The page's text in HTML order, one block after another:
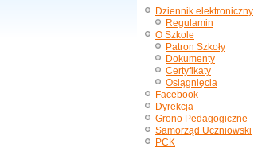
Dziennik elektroniczny
Regulamin
O Szkole
Patron Szkoły
Dokumenty
Certyfikaty
Osiągnięcia
Facebook
Dyrekcja
Grono Pedagogiczne
Samorząd Uczniowski
PCK